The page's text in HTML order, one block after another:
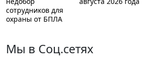
сотрудников для
охраны от БПЛА
Мы в Соц.сетях